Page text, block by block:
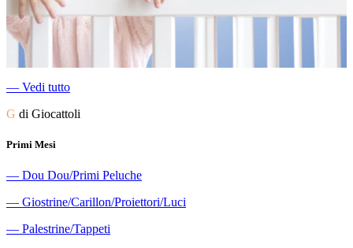
― Vedi tutto
G di Giocattoli
Primi Mesi
― Dou Dou/Primi Peluche
― Giostrine/Carillon/Proiettori/Luci
― Palestrine/Tappeti